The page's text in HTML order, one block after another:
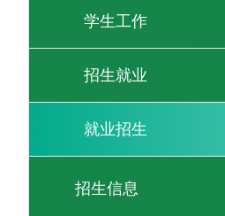
学生工作
招生就业
就业招生
招生信息